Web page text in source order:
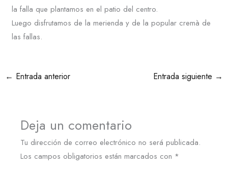
la falla que plantamos en el patio del centro.
Luego disfrutamos de la merienda y de la popular cremà de
las fallas.
← Entrada anterior Entrada siguiente →
Deja un comentario
Tu dirección de correo electrónico no será publicada.
Los campos obligatorios están marcados con *